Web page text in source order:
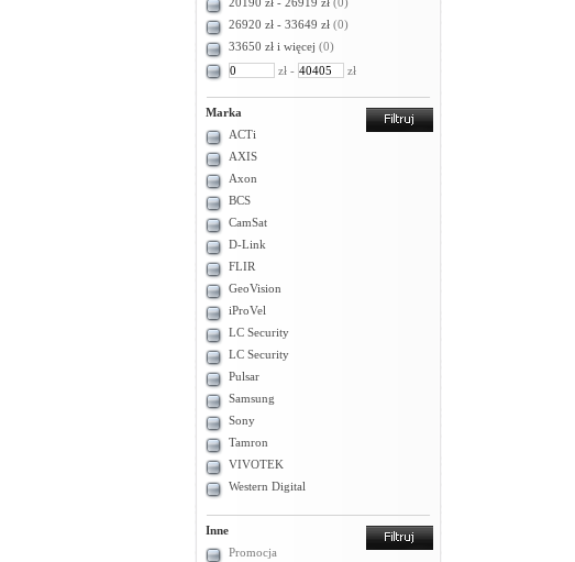
26920 zł - 33649 zł (0)
33650 zł i więcej (0)
zł -
zł
Marka
ACTi
AXIS
Axon
BCS
CamSat
D-Link
FLIR
GeoVision
iProVel
LC Security
LC Security
Pulsar
Samsung
Sony
Tamron
VIVOTEK
Western Digital
Inne
Promocja